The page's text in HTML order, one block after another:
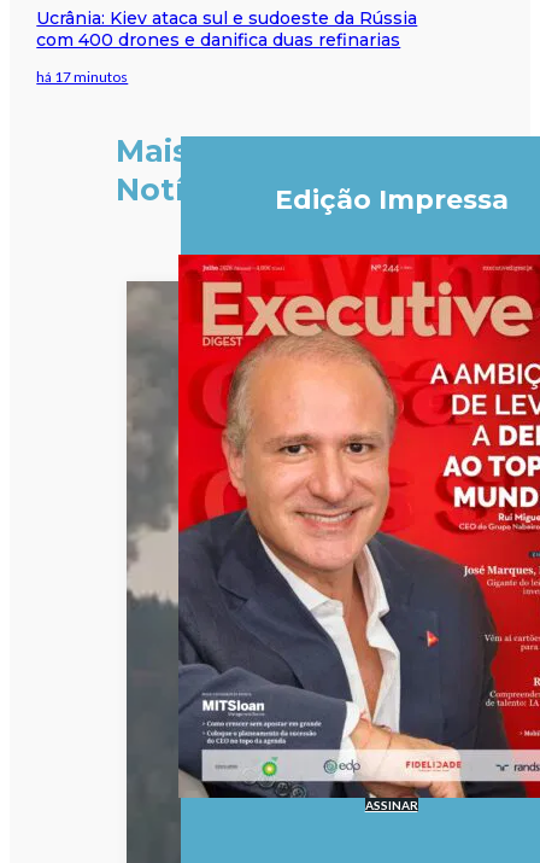
Ucrânia: Kiev ataca sul e sudoeste da Rússia
com 400 drones e danifica duas refinarias
há 17 minutos
Mais
Notícias
Edição Impressa
ASSINAR